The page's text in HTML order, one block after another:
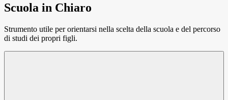
Scuola in Chiaro
Strumento utile per orientarsi nella scelta della scuola e del percorso
di studi dei propri figli.